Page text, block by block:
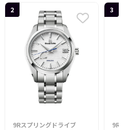
2
9Rスプリングドライブ
3
9R